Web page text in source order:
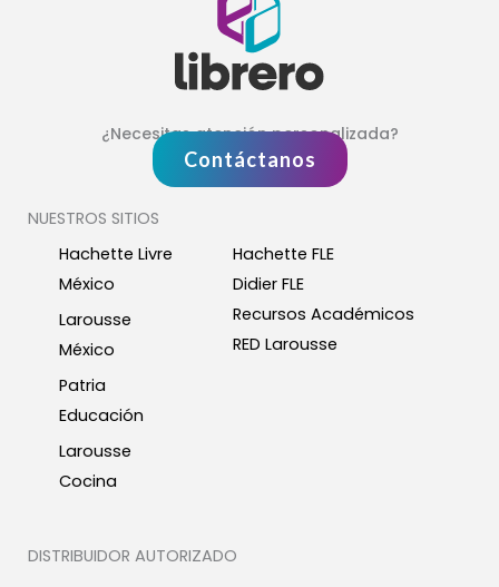
¿Necesitas atención personalizada?
Contáctanos
NUESTROS SITIOS
Hachette Livre
México
Larousse
México
Patria
Educación
Larousse
Cocina
Hachette FLE
Didier FLE
Recursos Académicos
RED Larousse
DISTRIBUIDOR AUTORIZADO